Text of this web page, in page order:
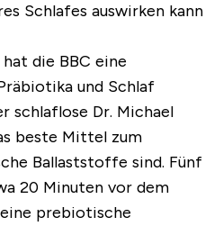
Schlafes auswirken kann
die BBC eine
und Schlaf
schlaflose Dr. Michael
beste Mittel zum
Ballaststoffe sind. Fünf
20 Minuten vor dem
prebiotische